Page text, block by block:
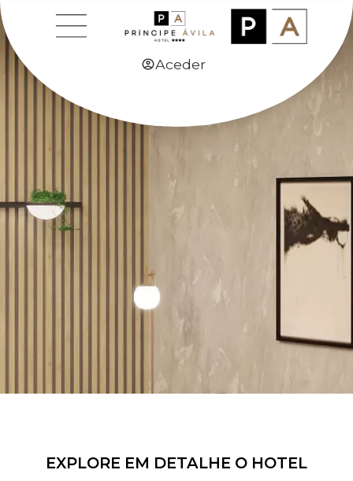
Aceder
GALERIA
EXPLORE EM DETALHE O HOTEL